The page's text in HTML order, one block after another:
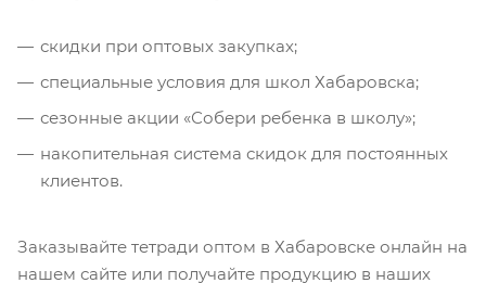
скидки при оптовых закупках;
специальные условия для школ Хабаровска;
сезонные акции «Собери ребенка в школу»;
накопительная система скидок для постоянных
клиентов.
Заказывайте тетради оптом в Хабаровске онлайн на
нашем сайте или получайте продукцию в наших